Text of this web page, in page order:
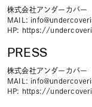
株式会社アンダーカバー
MAIL:
HP: https://
PRESS
株式会社アンダーカバー
MAIL:
HP: https://